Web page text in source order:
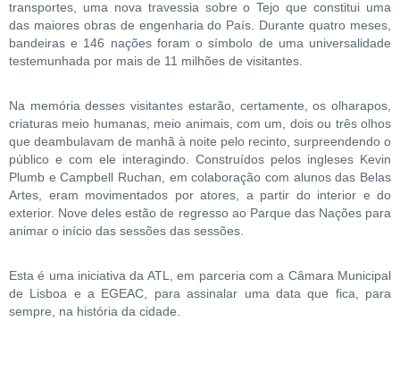
transportes, uma nova travessia sobre o Tejo que constitui uma
das maiores obras de engenharia do País. Durante quatro meses,
bandeiras e 146 nações foram o símbolo de uma universalidade
testemunhada por mais de 11 milhões de visitantes.
Na memória desses visitantes estarão, certamente, os olharapos,
criaturas meio humanas, meio animais, com um, dois ou três olhos
que deambulavam de manhã à noite pelo recinto, surpreendendo o
público e com ele interagindo. Construídos pelos ingleses Kevin
Plumb e Campbell Ruchan, em colaboração com alunos das Belas
Artes, eram movimentados por atores, a partir do interior e do
exterior. Nove deles estão de regresso ao Parque das Nações para
animar o início das sessões das sessões.
Esta é uma iniciativa da ATL, em parceria com a Câmara Municipal
de Lisboa e a EGEAC, para assinalar uma data que fica, para
sempre, na história da cidade.